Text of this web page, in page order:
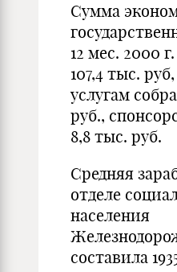
Сумма
12 мес. 2000
107,4 тыс.
услугам
руб.,
8,8 тыс. руб.
Средняя
отделе
населения
составила